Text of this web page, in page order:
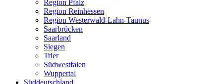
Region Pfalz
Region Reinhessen
Region Westerwald-Lahn-Taunus
Saarbrücken
Saarland
Siegen
Trier
Südwestfalen
Wuppertal
Süddeutschland